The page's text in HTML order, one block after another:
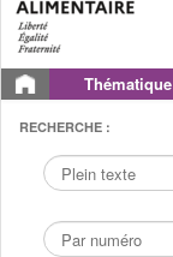
Thématique
RECHERCHE :